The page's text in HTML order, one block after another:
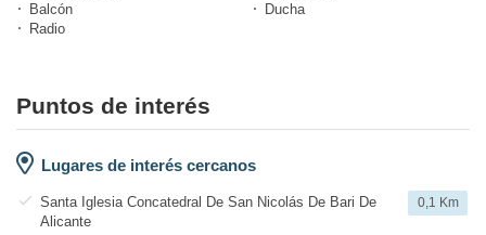
Balcón
Ducha
Radio
Puntos de interés
Lugares de interés cercanos
Santa Iglesia Concatedral De San Nicolás De Bari De
Alicante
0,1 Km